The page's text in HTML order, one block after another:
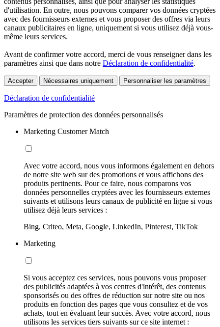
d'utilisation. En outre, nous pouvons comparer vos données cryptées
avec des fournisseurs externes et vous proposer des offres via leurs
canaux publicitaires en ligne, uniquement si vous utilisez déjà vous-
même leurs services.
Avant de confirmer votre accord, merci de vous renseigner dans les
paramètres ainsi que dans notre Déclaration de confidentialité.
Accepter Nécessaires uniquement Personnaliser les paramètres
Déclaration de confidentialité
Paramètres de protection des données personnalisés
Marketing Customer Match
Avec votre accord, nous vous informons également en dehors
de notre site web sur des promotions et vous affichons des
produits pertinents. Pour ce faire, nous comparons vos
données personnelles cryptées avec les fournisseurs externes
suivants et utilisons leurs canaux de publicité en ligne si vous
utilisez déjà leurs services :
Bing, Criteo, Meta, Google, LinkedIn, Pinterest, TikTok
Marketing
Si vous acceptez ces services, nous pouvons vous proposer
des publicités adaptées à vos centres d'intérêt, des contenus
sponsorisés ou des offres de réduction sur notre site ou nos
produits en fonction des pages que vous consultez et de vos
achats, tout en évaluant leur succès. Avec votre accord, nous
utilisons les services tiers suivants sur ce site internet :